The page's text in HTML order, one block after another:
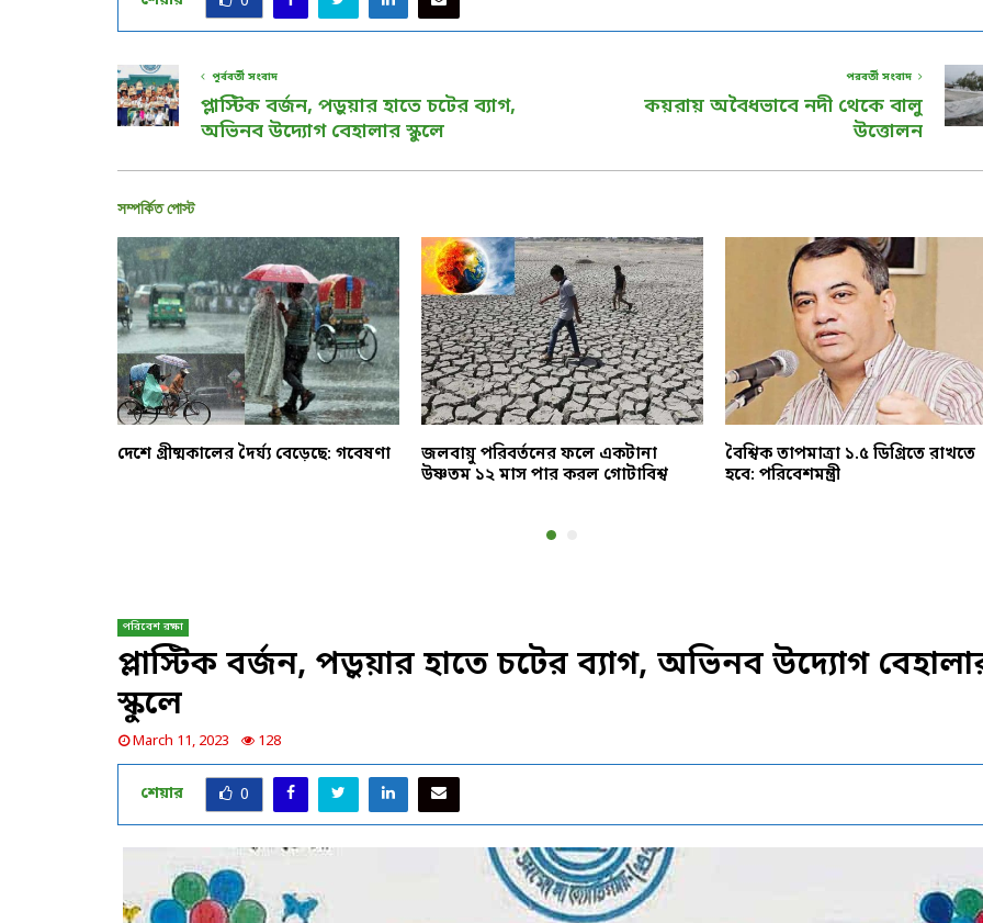
পূর্ববর্তী সংবাদ
প্লাস্টিক বর্জন, পড়ুয়ার হাতে চটের ব্যাগ,
অভিনব উদ্যোগ বেহালার স্কুলে
পরবর্তী সংবাদ
কয়রায় অবৈধভাবে নদী থেকে বালু
উত্তোলন
সম্পর্কিত পোস্ট
দেশে গ্রীষ্মকালের দৈর্ঘ্য বেড়েছে: গবেষণা
জলবায়ু পরিবর্তনের ফলে একটানা
উষ্ণতম ১২ মাস পার করল গোটাবিশ্ব
বৈশ্বিক তাপমাত্রা ১.৫ ডিগ্রিতে রাখতে
হবে: পরিবেশমন্ত্রী
পরিবেশ রক্ষা
প্লাস্টিক বর্জন, পড়ুয়ার হাতে চটের ব্যাগ, অভিনব উদ্যোগ
স্কুলে
March 11, 2023 128
শেয়ার 0